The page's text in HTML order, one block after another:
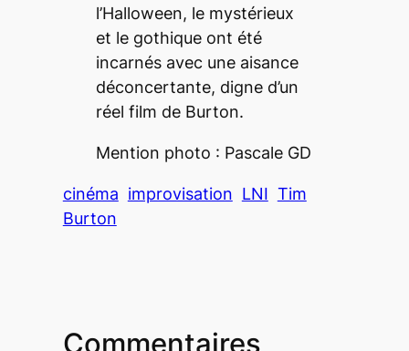
l’Halloween, le mystérieux
et le gothique ont été
incarnés avec une aisance
déconcertante, digne d’un
réel film de Burton.
Mention photo : Pascale GD
cinéma improvisation LNI Tim
Burton
Commentaires